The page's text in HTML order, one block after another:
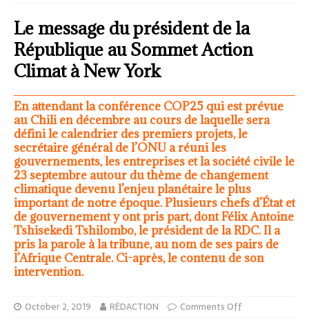
Le message du président de la
République au Sommet Action
Climat à New York
En attendant la conférence COP25 qui est prévue
au Chili en décembre au cours de laquelle sera
défini le calendrier des premiers projets, le
secrétaire général de l’ONU a réuni les
gouvernements, les entreprises et la société civile le
23 septembre autour du thème de changement
climatique devenu l’enjeu planétaire le plus
important de notre époque. Plusieurs chefs d’État et
de gouvernement y ont pris part, dont Félix Antoine
Tshisekedi Tshilombo, le président de la RDC. Il a
pris la parole à la tribune, au nom de ses pairs de
l’Afrique Centrale. Ci-après, le contenu de son
intervention.
October 2, 2019 RÉDACTION Comments Off